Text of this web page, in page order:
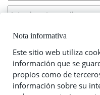
Acepto lascondiciones
NUESTRO
Nota informativa
Este sitio web utiliza
información que se
propios como de
información sobre su